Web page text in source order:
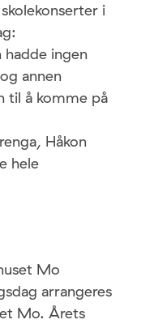
i
ingen
annen
til å komme på
Håkon
hele
Mo
arrangeres
Mo. Årets